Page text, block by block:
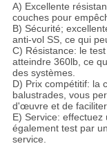
A) Excellente
couches pour
B) Sécurité;
anti-vol SS, ce qui
C) Résistance: le
atteindre 360lb, ce
des systèmes.
D) Prix compétitif: la
balustrades, vous
d'œuvre et de
E) Service:
également test par
service.